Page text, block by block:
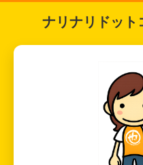
ナリナリドット